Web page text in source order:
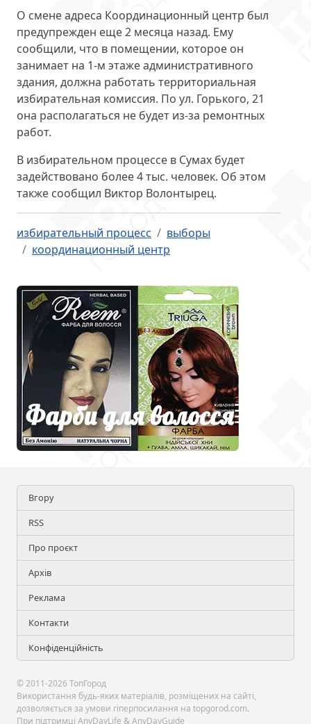
О смене адреса Координационный центр был
предупрежден еще 2 месяца назад. Ему
сообщили, что в помещении, которое он
занимает на 1-м этаже административного
здания, должна работать территориальная
избирательная комиссия. По ул. Горького, 21
она располагаться не будет из-за ремонтных
работ.
В избирательном процессе в Сумах будет
задействовано более 4 тыс. человек. Об этом
также сообщил Виктор Волонтырец.
избирательный процесс
выборы
координационный центр
Вгору
RSS
Про проєкт
Архів
Реклама
Контакти
Конфіденційність
© 2011-2026 ТопГород
Використання будь-яких матеріалів, розміщених на сайті,
дозволяється за умови гіперпосилання на topgorod.com.
При підтримці AnyDayLife &AnyDayGuide